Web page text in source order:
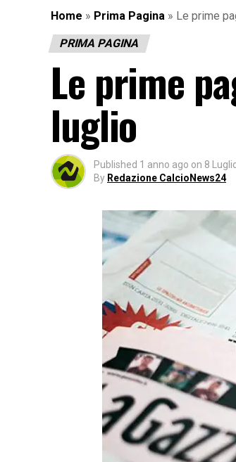
Home » Prima Pagina » Le prime
PRIMA PAGINA
Le prime
luglio
Published 1 anno ago on 8
By Redazione CalcioNews24